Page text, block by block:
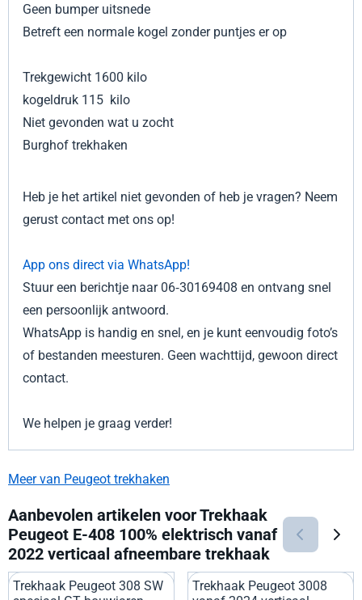
Geen bumper uitsnede
Betreft een normale kogel zonder puntjes er op
Trekgewicht 1600 kilo
kogeldruk 115 kilo
Niet gevonden wat u zocht
Burghof trekhaken
Heb je het artikel niet gevonden of heb je vragen? Neem
gerust contact met ons op!
App ons direct via WhatsApp!
Stuur een berichtje naar 06‑30169408 en ontvang snel
een persoonlijk antwoord.
WhatsApp is handig en snel, en je kunt eenvoudig foto’s
of bestanden meesturen. Geen wachttijd, gewoon direct
contact.
We helpen je graag verder!
Meer van Peugeot trekhaken
Aanbevolen artikelen voorTrekhaak
Peugeot E-408 100% elektrisch vanaf
2022 verticaal afneembare trekhaak
Trekhaak Peugeot 308 SW
Trekhaak Peugeot 3008